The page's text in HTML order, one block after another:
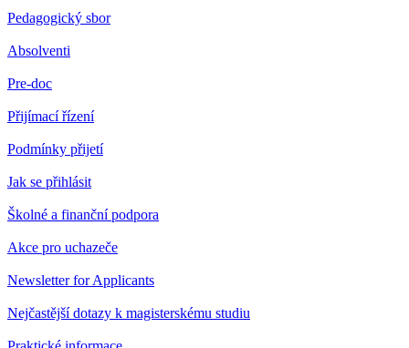
Pedagogický sbor
Absolventi
Pre-doc
Přijímací řízení
Podmínky přijetí
Jak se přihlásit
Školné a finanční podpora
Akce pro uchazeče
Newsletter for Applicants
Nejčastější dotazy k magisterskému studiu